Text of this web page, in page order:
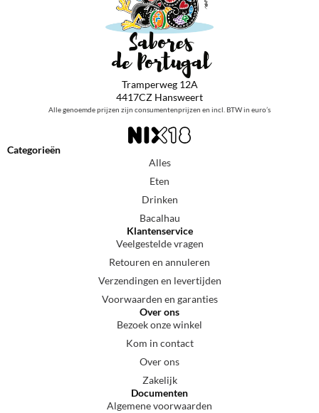
Tramperweg 12A
4417CZ Hansweert
Alle genoemde prijzen zijn consumentenprijzen en incl. BTW in euro’s
Categorieën
Alles
Eten
Drinken
Bacalhau
Klantenservice
Veelgestelde vragen
Retouren en annuleren
Verzendingen en levertijden
Voorwaarden en garanties
Over ons
Bezoek onze winkel
Kom in contact
Over ons
Zakelijk
Documenten
Algemene voorwaarden